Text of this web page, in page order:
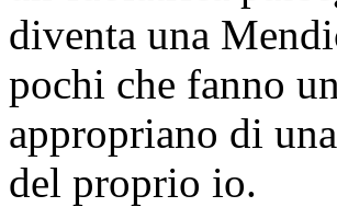
diventa una
pochi che fanno
appropriano di
del proprio io.